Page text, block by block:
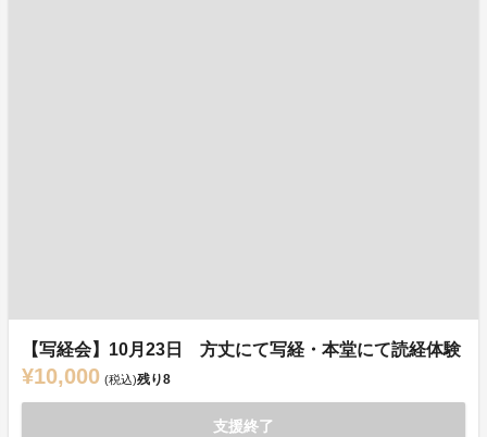
【写経会】10月23日 方丈にて写経・本堂にて読経体験
¥10,000 (税込)残り8
支援終了